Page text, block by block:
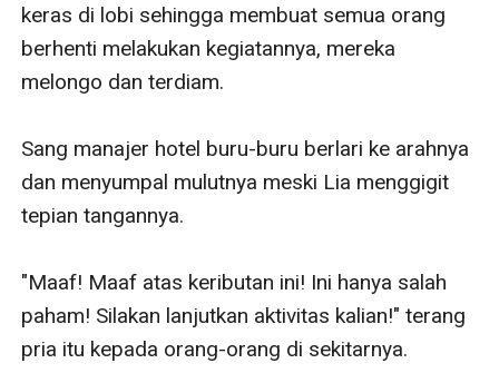
keras di lobi sehingga membuat semua orang
berhenti melakukan kegiatannya, mereka
melongo dan terdiam.
Sang manajer hotel buru-buru berlari ke arahnya
dan menyumpal mulutnya meski Lia menggigit
tepian tangannya.
"Maaf! Maaf atas keributan ini! Ini hanya salah
paham! Silakan lanjutkan aktivitas kalian!" terang
pria itu kepada orang-orang di sekitarnya.